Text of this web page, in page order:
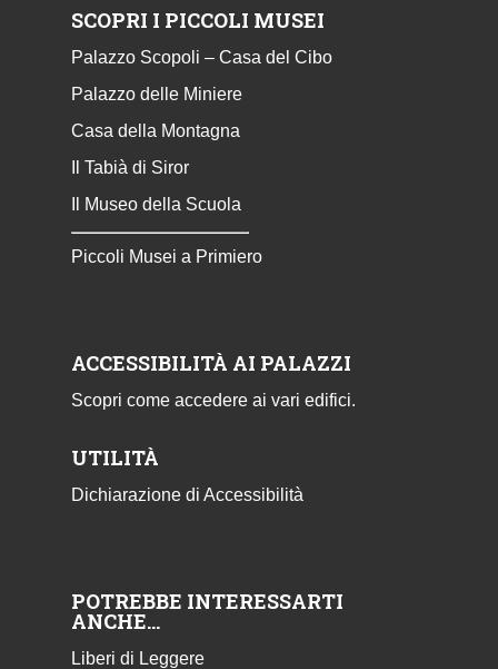
SCOPRI I PICCOLI MUSEI
Palazzo Scopoli – Casa del Cibo
Palazzo delle Miniere
Casa della Montagna
Il Tabià di Siror
Il Museo della Scuola
Piccoli Musei a Primiero
ACCESSIBILITÀ AI PALAZZI
Scopri come accedere ai vari edifici.
UTILITÀ
Dichiarazione di Accessibilità
POTREBBE INTERESSARTI
ANCHE…
Liberi di Leggere